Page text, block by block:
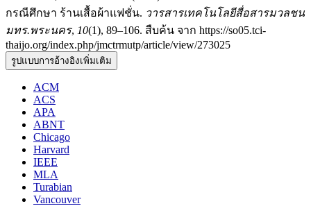
กรณีศึกษา ร้านเสื้อผ้าแฟชั่น. วารสารเทคโนโลยีสื่อสารมวลชน
มทร.พระนคร, 10(1), 89–106. สืบค้น จาก https://so05.tci-
thaijo.org/index.php/jmctrmutp/article/view/273025
รูปแบบการอ้างอิงเพิ่มเติม
ACM
ACS
APA
ABNT
Chicago
Harvard
IEEE
MLA
Turabian
Vancouver